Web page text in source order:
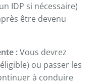
IDP si nécessaire)
être devenu
:Vous devrez
ou passer les
à conduire